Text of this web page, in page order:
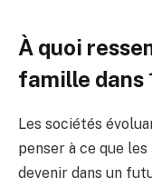
À quoi
famille dans
Les sociétés
penser à ce que les
devenir dans un